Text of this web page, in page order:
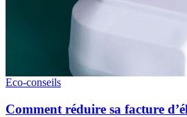
Eco-conseils
Comment réduire sa facture